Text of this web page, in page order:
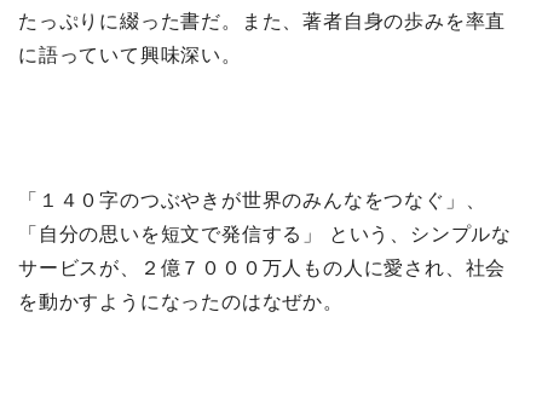
たっぷりに綴った書だ。また、著者自身の歩みを率直
に語っていて興味深い。
「１４０字のつぶやきが世界のみんなをつなぐ」、
「自分の思いを短文で発信する」 という、シンプルな
サービスが、２億７０００万人もの人に愛され、社会
を動かすようになったのはなぜか。